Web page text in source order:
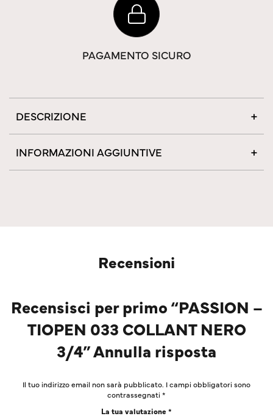
PAGAMENTO SICURO
DESCRIZIONE
INFORMAZIONI AGGIUNTIVE
Recensioni
Recensisci per primo “PASSION –
TIOPEN 033 COLLANT NERO
3/4” Annulla risposta
Il tuo indirizzo email non sarà pubblicato. I campi obbligatori sono
contrassegnati*
La tua valutazione*